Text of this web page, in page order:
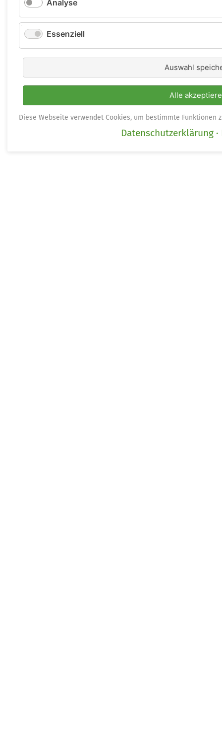
Analyse
Essenziell
Auswahl
Alle
Diese Webseite verwendet Cookies, um bestimmte Funktionen
Datenschutzerklärung